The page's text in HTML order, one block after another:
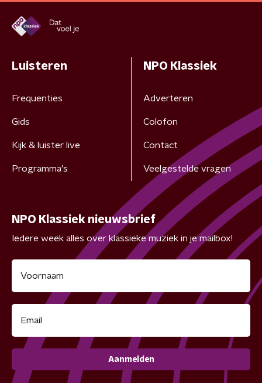
Luisteren
Frequenties
Gids
Kijk & luister live
Programma's
NPO Klassiek
Adverteren
Colofon
Contact
Veelgestelde vragen
NPO Klassiek nieuwsbrief
Iedere week alles over klassieke muziek in je mailbox!
Aanmelden